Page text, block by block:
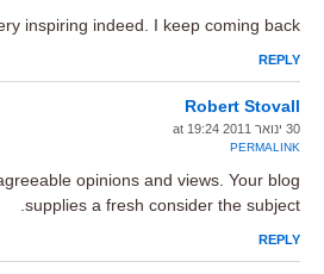
inspiring indeed. I keep coming back!
REPLY
Robert Stovall
30 ינואר 2011 at 19:24
PERMALINK
opinions and views. Your blog
supplies a fresh consider the subject.
REPLY